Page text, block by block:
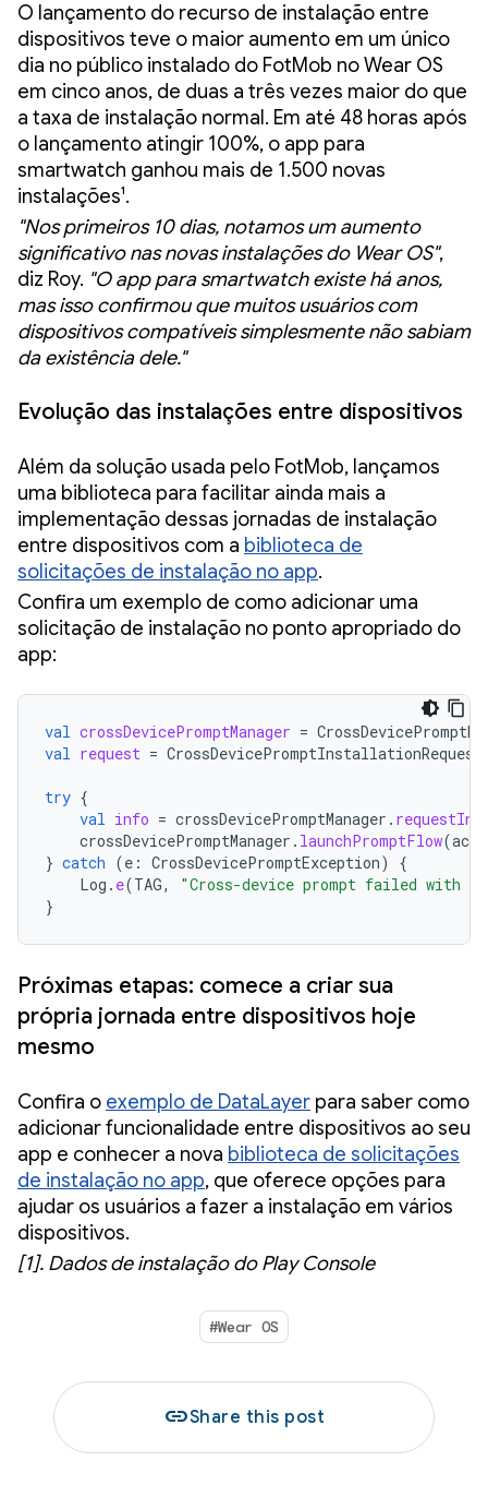
O lançamento do recurso de instalação entre
dispositivos teve o maior aumento em um único
dia no público instalado do FotMob no Wear OS
em cinco anos, de duas a três vezes maior do que
a taxa de instalação normal. Em até 48 horas após
o lançamento atingir 100%, o app para
smartwatch ganhou mais de 1.500 novas
instalações¹.
"Nos primeiros 10 dias, notamos um aumento
significativo nas novas instalações do Wear OS",
diz Roy. "O app para smartwatch existe há anos,
mas isso confirmou que muitos usuários com
dispositivos compatíveis simplesmente não sabiam
da existência dele."
Evolução das instalações entre dispositivos
Além da solução usada pelo FotMob, lançamos
uma biblioteca para facilitar ainda mais a
implementação dessas jornadas de instalação
entre dispositivos com a biblioteca de
solicitações de instalação no app.
Confira um exemplo de como adicionar uma
solicitação de instalação no ponto apropriado do
app:
val crossDevicePromptManager =
val request = CrossDevicePromptInstallationRequest
try {
val info = crossDevicePromptManager .
crossDevicePromptManager . launchPromptFlow(
} catch (e : CrossDevicePromptException)
{
Log . e(TAG,
"Cross-device prompt failed with
}
Próximas etapas: comece a criar sua
própria jornada entre dispositivos hoje
mesmo
Confira o exemplo de DataLayer para saber como
adicionar funcionalidade entre dispositivos ao seu
app e conhecer a nova biblioteca de solicitações
de instalação no app, que oferece opções para
ajudar os usuários a fazer a instalação em vários
dispositivos.
[1]. Dados de instalação do Play Console
#Wear OS
linkShare this post